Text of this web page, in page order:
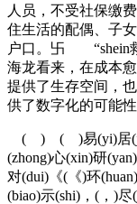
人员，不受社保缴
住生活的配偶、子
户口。卐 “shein
海龙看来，在成本
提供了生存空间，
供了数字化的可能性
( ) ( )易(yi)居(ju)
(zhong)心(xin)研
对(dui)《(《)环
(biao)示(shi)，(，)